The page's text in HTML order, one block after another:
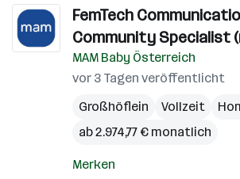
FemTech
Community Specialist
MAM Baby Österreich
vor 3 Tagen veröffentlicht
Großhöflein
Vollzeit
ab 2.974,77 € monatlich
Merken